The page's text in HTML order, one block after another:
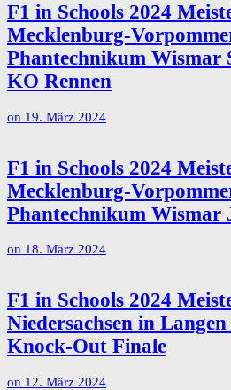
F1 in Schools 2024
Mecklenburg-
Phantechnikum Wismar
KO Rennen
on 19. März 2024
F1 in Schools 2024
Mecklenburg-
Phantechnikum Wismar
on 18. März 2024
F1 in Schools 2024
Niedersachsen in
Knock-Out Finale
on 12. März 2024